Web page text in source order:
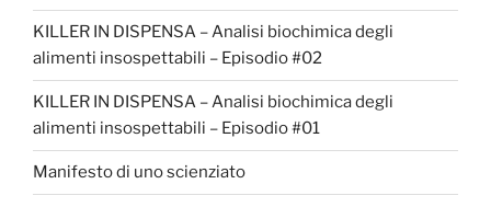
KILLER IN DISPENSA – Analisi biochimica degli
alimenti insospettabili – Episodio #02
KILLER IN DISPENSA – Analisi biochimica degli
alimenti insospettabili – Episodio #01
Manifesto di uno scienziato